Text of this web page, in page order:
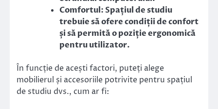
Comfortul: Spațiul de studiu
trebuie să ofere condiții de confort
și să permită o poziție ergonomică
pentru utilizator.
În funcție de acești factori, puteți alege
mobilierul și accesoriile potrivite pentru spațiul
de studiu dvs., cum ar fi: